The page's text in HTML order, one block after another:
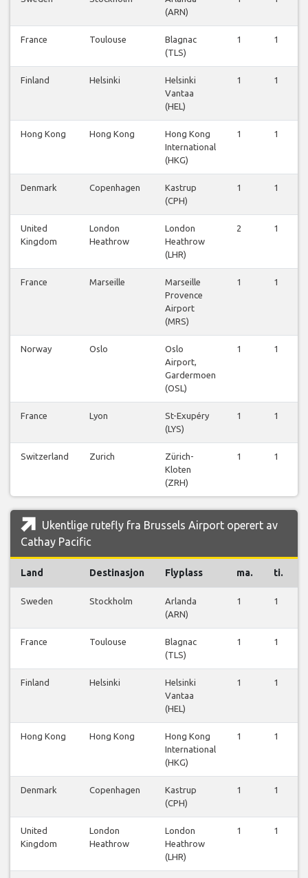
(ARN)
France Toulouse
Blagnac
(TLS)
1 1
Finland Helsinki
Helsinki
Vantaa
(HEL)
1 1
Hong Kong Hong Kong
Hong Kong
International
(HKG)
1 1
Denmark Copenhagen
Kastrup
(CPH)
1 1
United
Kingdom
London
Heathrow
London
Heathrow
(LHR)
2 1
France Marseille
Marseille
Provence
Airport
(MRS)
1 1
Norway Oslo
Oslo
Airport,
Gardermoen
(OSL)
1 1
France Lyon
St-Exupéry
(LYS)
1 1
Switzerland Zurich
Zürich-
Kloten
(ZRH)
1 1
Ukentlige rutefly fra Brussels Airport operert av
Cathay Pacific
Land Destinasjon Flyplass ma. ti.
Sweden Stockholm
Arlanda
(ARN)
1 1
France Toulouse
Blagnac
(TLS)
1 1
Finland Helsinki
Helsinki
Vantaa
(HEL)
1 1
Hong Kong Hong Kong
Hong Kong
International
(HKG)
1 1
Denmark Copenhagen
Kastrup
(CPH)
1 1
United
Kingdom
London
Heathrow
London
Heathrow
(LHR)
1 1